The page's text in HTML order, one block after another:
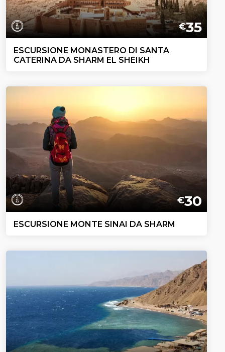
€35
ESCURSIONE MONASTERO DI SANTA
CATERINA DA SHARM EL SHEIKH
€30
ESCURSIONE MONTE SINAI DA SHARM